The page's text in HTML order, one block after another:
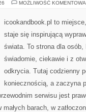
MOŻLIWOŚĆ
icookandbook.pl to
staje się inspirującą
świata. To strona dla
świadomie, ciekawie i z
odkrycia. Tutaj codzienny
koniecznością, a zaczyna
serwisu jest
barach, w